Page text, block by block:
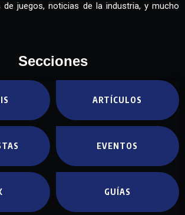
de juegos, noticias de la industria, y mucho
Secciones
ARTÍCULOS
EVENTOS
GUÍAS